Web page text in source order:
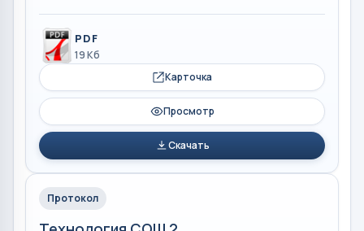
PDF
19 Кб
Карточка
Просмотр
Скачать
Протокол